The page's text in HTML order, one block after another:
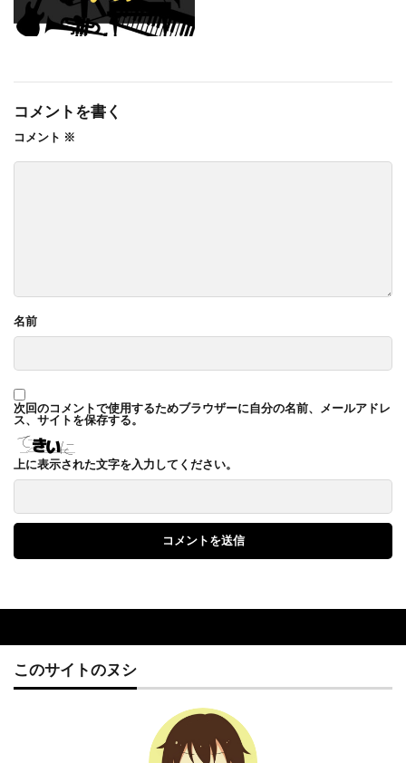
コメントを書く
コメント ※
名前
次回のコメントで使用するためブラウザーに自分の名前、メールアドレ
ス、サイトを保存する。
上に表示された文字を入力してください。
このサイトのヌシ